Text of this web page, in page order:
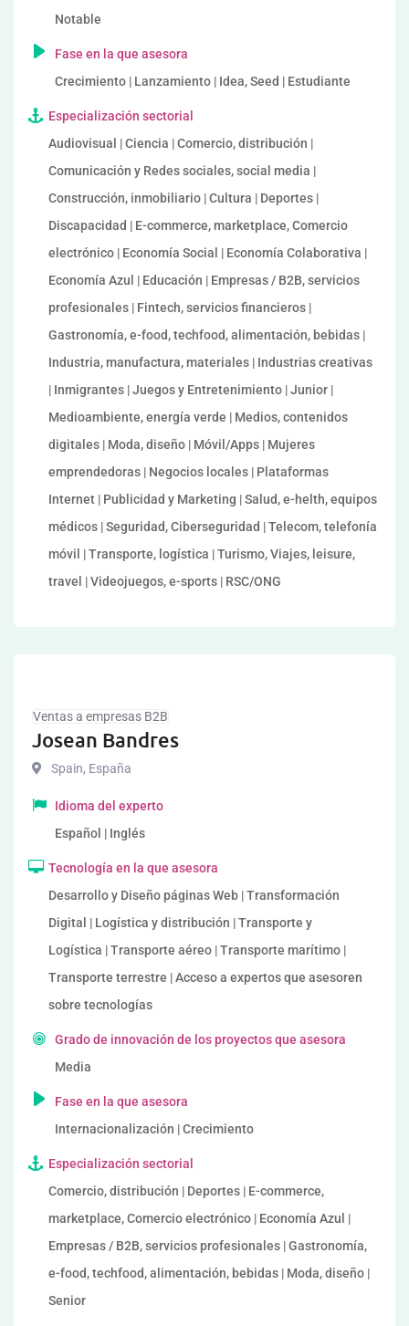
Notable
Fase en la que asesora
Crecimiento | Lanzamiento | Idea, Seed | Estudiante
Especialización sectorial
Audiovisual | Ciencia | Comercio, distribución |
Comunicación y Redes sociales, social media |
Construcción, inmobiliario | Cultura | Deportes |
Discapacidad | E-commerce, marketplace, Comercio
electrónico | Economía Social | Economía Colaborativa |
Economía Azul | Educación | Empresas / B2B, servicios
profesionales | Fintech, servicios financieros |
Gastronomía, e-food, techfood, alimentación, bebidas |
Industria, manufactura, materiales | Industrias creativas
| Inmigrantes | Juegos y Entretenimiento | Junior |
Medioambiente, energía verde | Medios, contenidos
digitales | Moda, diseño | Móvil/Apps | Mujeres
emprendedoras | Negocios locales | Plataformas
Internet | Publicidad y Marketing | Salud, e-helth, equipos
médicos | Seguridad, Ciberseguridad | Telecom, telefonía
móvil | Transporte, logística | Turismo, Viajes, leisure,
travel | Videojuegos, e-sports | RSC/ONG
Ventas a empresas B2B
Josean Bandres
Spain, España
Idioma del experto
Español | Inglés
Tecnología en la que asesora
Desarrollo y Diseño páginas Web | Transformación
Digital | Logística y distribución | Transporte y
Logística | Transporte aéreo | Transporte marítimo |
Transporte terrestre | Acceso a expertos que asesoren
sobre tecnologías
Grado de innovación de los proyectos que asesora
Media
Fase en la que asesora
Internacionalización | Crecimiento
Especialización sectorial
Comercio, distribución | Deportes | E-commerce,
marketplace, Comercio electrónico | Economía Azul |
Empresas / B2B, servicios profesionales | Gastronomía,
e-food, techfood, alimentación, bebidas | Moda, diseño |
Senior